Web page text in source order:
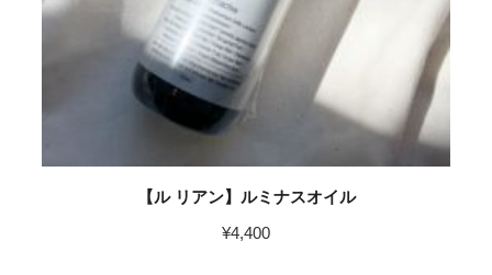
【ル リアン】ルミナスオイル
¥4,400